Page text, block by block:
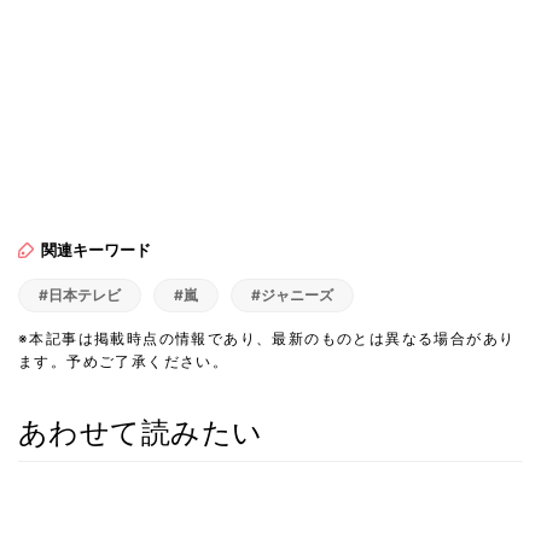
関連キーワード
#日本テレビ #嵐 #ジャニーズ
※本記事は掲載時点の情報であり、最新のものとは異なる場合があり
ます。予めご了承ください。
あわせて読みたい